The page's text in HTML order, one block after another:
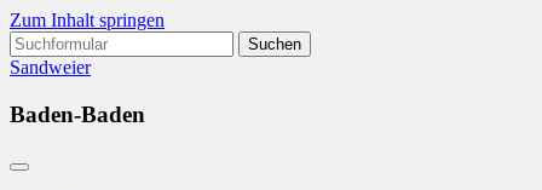
Zum Inhalt springen
Suchen
nach:
Sandweier
Baden-Baden